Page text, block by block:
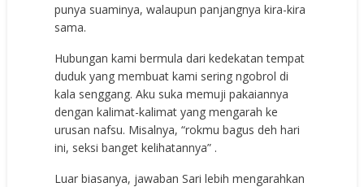
punya suaminya, walaupun panjangnya kira-kira
sama.
Hubungan kami bermula dari kedekatan tempat
duduk yang membuat kami sering ngobrol di
kala senggang. Aku suka memuji pakaiannya
dengan kalimat-kalimat yang mengarah ke
urusan nafsu. Misalnya, “rokmu bagus deh hari
ini, seksi banget kelihatannya” .
Luar biasanya, jawaban Sari lebih mengarahkan